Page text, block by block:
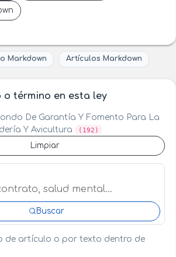
Markdown Artículos Markdown
término en esta ley
De Garantía Y Fomento Para La
Y Avicultura
(192)
Limpiar
término en esta ley
Buscar
de artículo o por texto dentro de